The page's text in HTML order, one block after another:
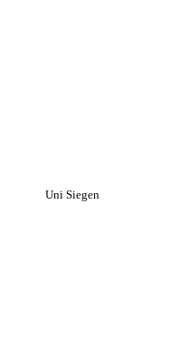
Uni Siegen